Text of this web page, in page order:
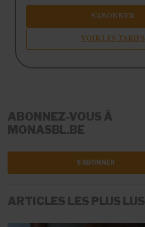
S’ABONNER
VOIR LES TARIFS
ABONNEZ-VOUS À
MONASBL.BE
S'ABONNER
ARTICLES LES PLUS LUS